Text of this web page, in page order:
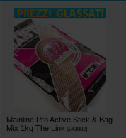
Mainline Pro Active Stick & Bag
Mix 1kg The Link [243082]